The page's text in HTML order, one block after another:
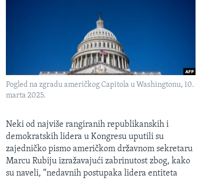
Pogled na zgradu američkog Capitola u Washingtonu, 10.
marta 2025.
Neki od najviše rangiranih republikanskih i
demokratskih lidera u Kongresu uputili su
zajedničko pismo američkom državnom sekretaru
Marcu Rubiju izražavajući zabrinutost zbog, kako
su naveli, “nedavnih postupaka lidera entiteta